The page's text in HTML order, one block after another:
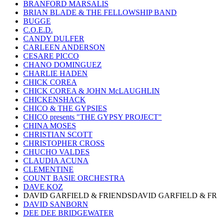
BRANFORD MARSALIS
BRIAN BLADE & THE FELLOWSHIP BAND
BUGGE
C.O.E.D.
CANDY DULFER
CARLEEN ANDERSON
CESARE PICCO
CHANO DOMINGUEZ
CHARLIE HADEN
CHICK COREA
CHICK COREA & JOHN McLAUGHLIN
CHICKENSHACK
CHICO & THE GYPSIES
CHICO presents "THE GYPSY PROJECT"
CHINA MOSES
CHRISTIAN SCOTT
CHRISTOPHER CROSS
CHUCHO VALDES
CLAUDIA ACUNA
CLEMENTINE
COUNT BASIE ORCHESTRA
DAVE KOZ
DAVID GARFIELD & FRIENDSDAVID GARFIELD &
DAVID SANBORN
DEE DEE BRIDGEWATER